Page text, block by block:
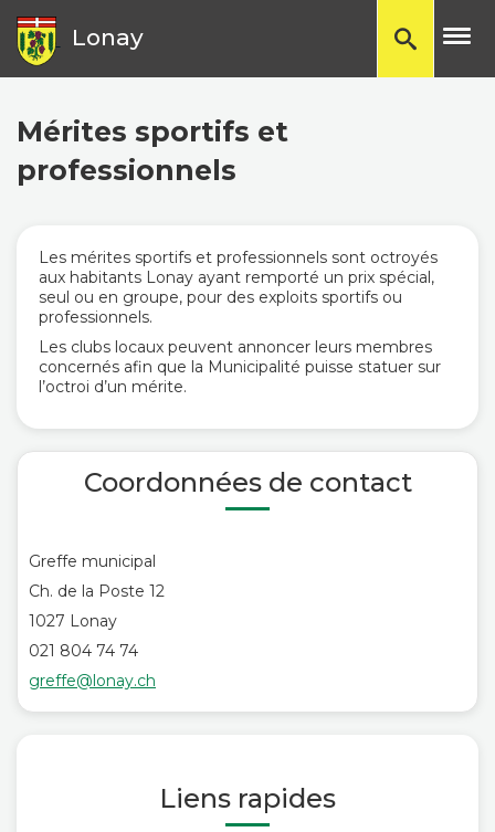
Lonay
Mérites sportifs et
professionnels
Les mérites sportifs et professionnels sont octroyés
aux habitants Lonay ayant remporté un prix spécial,
seul ou en groupe, pour des exploits sportifs ou
professionnels.
Les clubs locaux peuvent annoncer leurs membres
concernés afin que la Municipalité puisse statuer sur
l’octroi d’un mérite.
Coordonnées de contact
Greffe municipal
Ch. de la Poste 12
1027 Lonay
021 804 74 74
greffe@lonay.ch
Liens rapides